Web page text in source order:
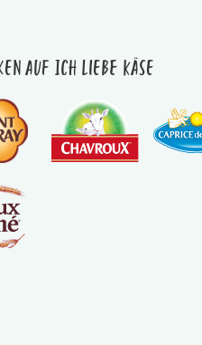
auf Ich liebe Käse